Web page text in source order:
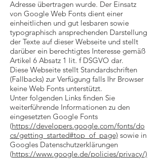
Adresse übertragen wurde. Der Einsatz
von Google Web Fonts dient einer
einheitlichen und gut lesbaren sowie
typographisch ansprechenden Darstellung
der Texte auf dieser Webseite und stellt
darüber ein berechtigtes Interesse gemäß
Artikel 6 Absatz 1 lit. f DSGVO dar.
Diese Webseite stellt Standardschriften
(Fallbacks) zur Verfügung falls Ihr Browser
keine Web Fonts unterstützt.
Unter folgenden Links finden Sie
weiterführende Informationen zu den
eingesetzten Google Fonts
(https://developers.google.com/fonts/do
cs/getting_started#top_of_page) sowie in
Googles Datenschutzerklärungen
(https://www.google.de/policies/privacy/)